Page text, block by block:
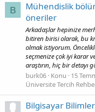
B
Mühendislik
öneriler
Arkadaşlar hepinize
bitiren birisi olarak, bu
olmak istiyorum.
seçmenize çok iyi karar
araştırın, hiç bir detayı
burk06 Konu 15
Üniversite Tercih
Bilgisayar